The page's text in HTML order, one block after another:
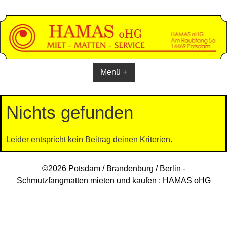
to
content
Menü +
Nichts gefunden
Leider entspricht kein Beitrag deinen Kriterien.
©2026 Potsdam / Brandenburg / Berlin -
Schmutzfangmatten mieten und kaufen : HAMAS oHG